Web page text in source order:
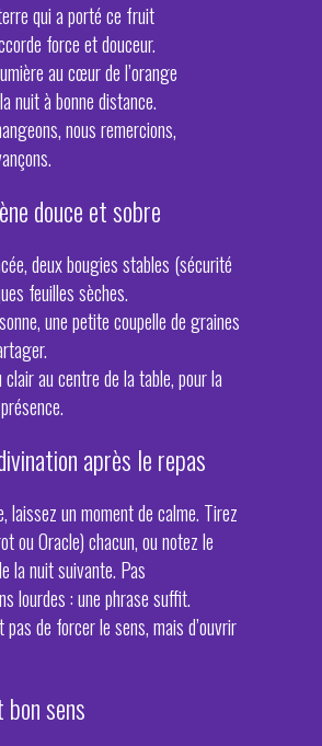
qui a porté ce fruit
force et douceur.
au cœur de l’orange
nuit à bonne distance.
nous remercions,
douce et sobre
deux bougies stables (sécurité
feuilles sèches.
une petite coupelle de graines
clair au centre de la table, pour la
après le repas
laissez un moment de calme. Tirez
ou Oracle) chacun, ou notez le
la nuit suivante. Pas
lourdes : une phrase suffit.
pas de forcer le sens, mais d’ouvrir
sens